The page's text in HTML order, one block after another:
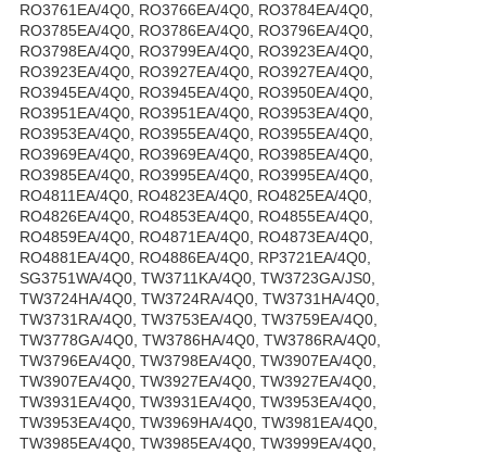
RO3761EA/4Q0, RO3766EA/4Q0, RO3784EA/4Q0,
RO3785EA/4Q0, RO3786EA/4Q0, RO3796EA/4Q0,
RO3798EA/4Q0, RO3799EA/4Q0, RO3923EA/4Q0,
RO3923EA/4Q0, RO3927EA/4Q0, RO3927EA/4Q0,
RO3945EA/4Q0, RO3945EA/4Q0, RO3950EA/4Q0,
RO3951EA/4Q0, RO3951EA/4Q0, RO3953EA/4Q0,
RO3953EA/4Q0, RO3955EA/4Q0, RO3955EA/4Q0,
RO3969EA/4Q0, RO3969EA/4Q0, RO3985EA/4Q0,
RO3985EA/4Q0, RO3995EA/4Q0, RO3995EA/4Q0,
RO4811EA/4Q0, RO4823EA/4Q0, RO4825EA/4Q0,
RO4826EA/4Q0, RO4853EA/4Q0, RO4855EA/4Q0,
RO4859EA/4Q0, RO4871EA/4Q0, RO4873EA/4Q0,
RO4881EA/4Q0, RO4886EA/4Q0, RP3721EA/4Q0,
SG3751WA/4Q0, TW3711KA/4Q0, TW3723GA/JS0,
TW3724HA/4Q0, TW3724RA/4Q0, TW3731HA/4Q0,
TW3731RA/4Q0, TW3753EA/4Q0, TW3759EA/4Q0,
TW3778GA/4Q0, TW3786HA/4Q0, TW3786RA/4Q0,
TW3796EA/4Q0, TW3798EA/4Q0, TW3907EA/4Q0,
TW3907EA/4Q0, TW3927EA/4Q0, TW3927EA/4Q0,
TW3931EA/4Q0, TW3931EA/4Q0, TW3953EA/4Q0,
TW3953EA/4Q0, TW3969HA/4Q0, TW3981EA/4Q0,
TW3985EA/4Q0, TW3985EA/4Q0, TW3999EA/4Q0,